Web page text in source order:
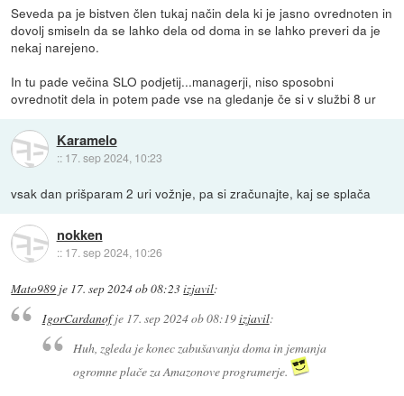
Seveda pa je bistven člen tukaj način dela ki je jasno ovrednoten in
dovolj smiseln da se lahko dela od doma in se lahko preveri da je
nekaj narejeno.
In tu pade večina SLO podjetij...managerji, niso sposobni
ovrednotit dela in potem pade vse na gledanje če si v službi 8 ur
Karamelo
:: 17. sep 2024, 10:23
vsak dan prišparam 2 uri vožnje, pa si zračunajte, kaj se splača
nokken
:: 17. sep 2024, 10:26
Mato989 je 17. sep 2024 ob 08:23izjavil:
IgorCardanofje 17. sep 2024 ob 08:19izjavil:
Huh, zgleda je konec zabušavanja doma in jemanja
ogromne plače za Amazonove programerje.